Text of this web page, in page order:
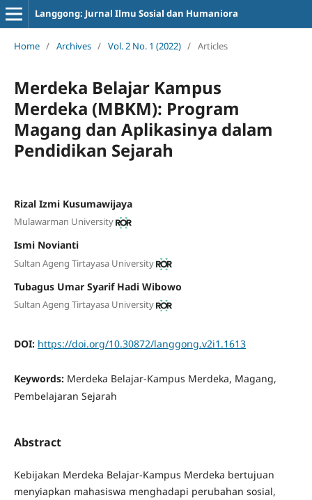
Langgong: Jurnal Ilmu Sosial dan Humaniora
Home / Archives / Vol. 2 No. 1 (2022) / Articles
Merdeka Belajar Kampus
Merdeka (MBKM): Program
Magang dan Aplikasinya dalam
Pendidikan Sejarah
Rizal Izmi Kusumawijaya
Mulawarman University
Ismi Novianti
Sultan Ageng Tirtayasa University
Tubagus Umar Syarif Hadi Wibowo
Sultan Ageng Tirtayasa University
DOI: https://doi.org/10.30872/langgong.v2i1.1613
Keywords: Merdeka Belajar-Kampus Merdeka, Magang,
Pembelajaran Sejarah
Abstract
Kebijakan Merdeka Belajar-Kampus Merdeka bertujuan
menyiapkan mahasiswa menghadapi perubahan sosial,